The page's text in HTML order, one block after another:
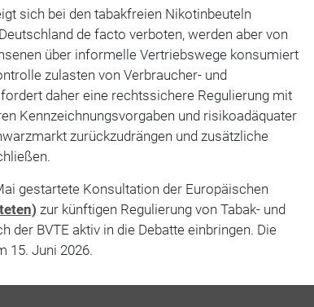
sich bei den tabakfreien Nikotinbeuteln
de facto verboten, werden aber von
über informelle Vertriebswege konsumiert
zulasten von Verbraucher- und
daher eine rechtssichere Regulierung mit
Kennzeichnungsvorgaben und risikoadäquater
zurückzudrängen und zusätzliche
gestartete Konsultation der Europäischen
zur künftigen Regulierung von Tabak- und
der BVTE aktiv in die Debatte einbringen. Die
15. Juni 2026.